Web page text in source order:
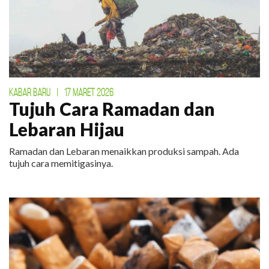
KABAR BARU | 17 MARET 2026
Tujuh Cara Ramadan dan
Lebaran Hijau
Ramadan dan Lebaran menaikkan produksi sampah. Ada
tujuh cara memitigasinya.